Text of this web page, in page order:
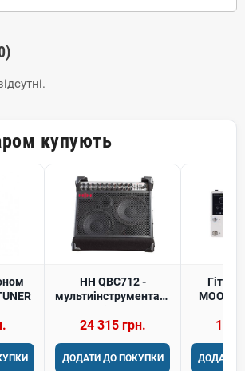
купують
HH QBC712 -
мультиінструментальний
комбопідсилювач
24 315 грн.
ДОДАТИ ДО ПОКУПКИ
MOOER
11
ДОДАТИ